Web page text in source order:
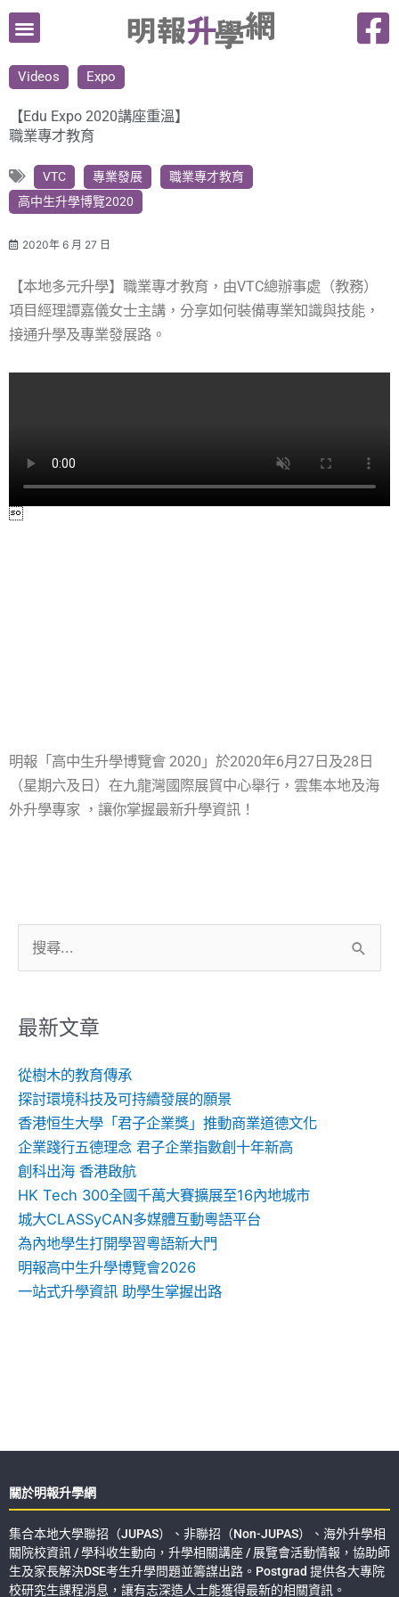
跳
要
容
Videos Expo
【Edu Expo 2020講座重溫】
職業專才教育
VTC 專業發展
職業專才教育
高中生升學博覽2020
2020年 6 月 27 日
【本地多元升學】職業專才教育，由VTC總辦事處（教務）
項目經理譚嘉儀女士主講，分享如何裝備專業知識與技能，
接通升學及專業發展路。
明報「高中生升學博覽會 2020」於2020年6月27日及28日
（星期六及日）在九龍灣國際展貿中心舉行，雲集本地及海
外升學專家 ，讓你掌握最新升學資訊！
尋
鍵
最新文章
從樹木的教育傳承
探討環境科技及可持續發展的願景
香港恒生大學「君子企業獎」推動商業道德文化
企業踐行五德理念 君子企業指數創十年新高
創科出海 香港啟航
HK Tech 300全國千萬大賽擴展至16內地城市
城大CLASSyCAN多媒體互動粵語平台
為內地學生打開學習粵語新大門
明報高中生升學博覽會2026
一站式升學資訊 助學生掌握出路
關於明報升學網
集合本地大學聯招（JUPAS）、非聯招（Non-JUPAS）、海外升學相
關院校資訊 / 學科收生動向，升學相關講座 / 展覽會活動情報，協助師
生及家長解決DSE考生升學問題並籌謀出路。Postgrad 提供各大專院
校研究生課程消息，讓有志深造人士能獲得最新的相關資訊。